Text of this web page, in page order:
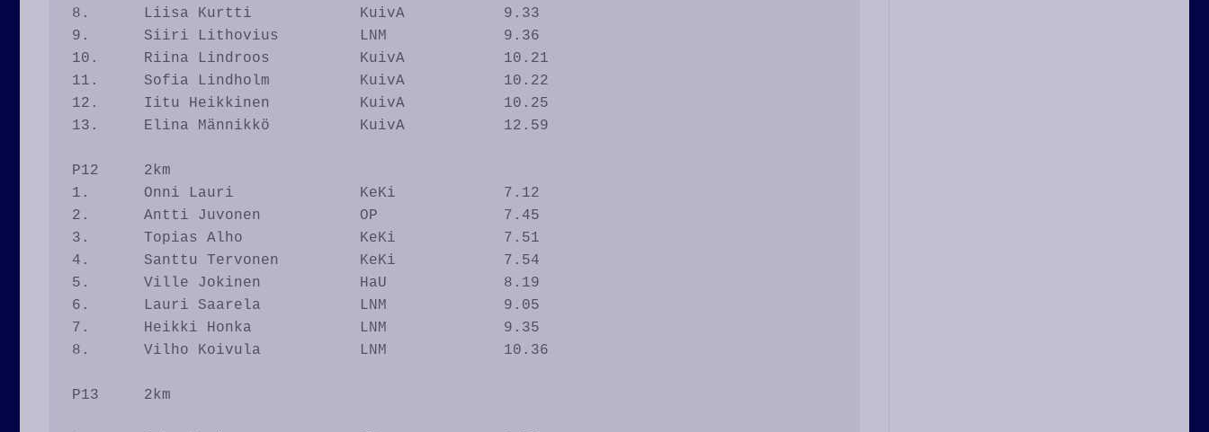
8.	Liisa Kurtti		KuivA		9.33
9.	Siiri Lithovius		LNM		9.36
10.	Riina Lindroos		KuivA		10.21
11.	Sofia Lindholm		KuivA		10.22
12.	Iitu Heikkinen		KuivA		10.25
13.	Elina Männikkö		KuivA		12.59
P12	2km
1.	Onni Lauri		KeKi		7.12
2.	Antti Juvonen		OP		7.45
3.	Topias Alho		KeKi		7.51
4.	Santtu Tervonen		KeKi		7.54
5.	Ville Jokinen		HaU		8.19
6.	Lauri Saarela		LNM		9.05
7.	Heikki Honka		LNM		9.35
8.	Vilho Koivula		LNM		10.36
P13	2km